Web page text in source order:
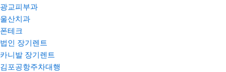
광교피부과
울산치과
폰테크
법인 장기렌트
카니발 장기렌트
김포공항주차대행